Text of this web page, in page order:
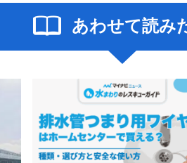
あわせて読み